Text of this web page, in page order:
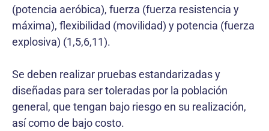
(potencia aeróbica), fuerza (fuerza resistencia y
máxima), flexibilidad (movilidad) y potencia (fuerza
explosiva) (1,5,6,11).
Se deben realizar pruebas estandarizadas y
diseñadas para ser toleradas por la población
general, que tengan bajo riesgo en su realización,
así como de bajo costo.